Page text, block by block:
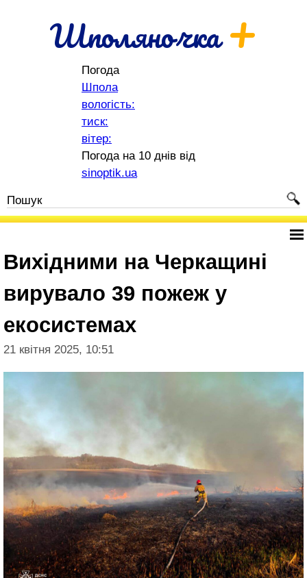
Шполяночка+
Погода
Шпола
вологість:
тиск:
вітер:
Погода на 10 днів від
sinoptik.ua
Вихідними на Черкащині
вирувало 39 пожеж у
екосистемах
21 квітня 2025, 10:51